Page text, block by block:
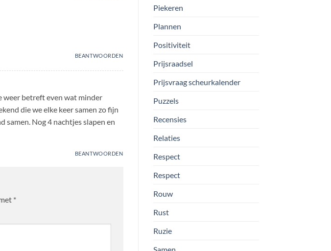
BEANTWOORDEN
weer betreft even wat minder
die we elke keer samen zo fijn
Nog 4 nachtjes slapen en
BEANTWOORDEN
*
Piekeren
Plannen
Positiviteit
Prijsraadsel
Prijsvraag scheurkalender
Puzzels
Recensies
Relaties
Respect
Respect
Rouw
Rust
Ruzie